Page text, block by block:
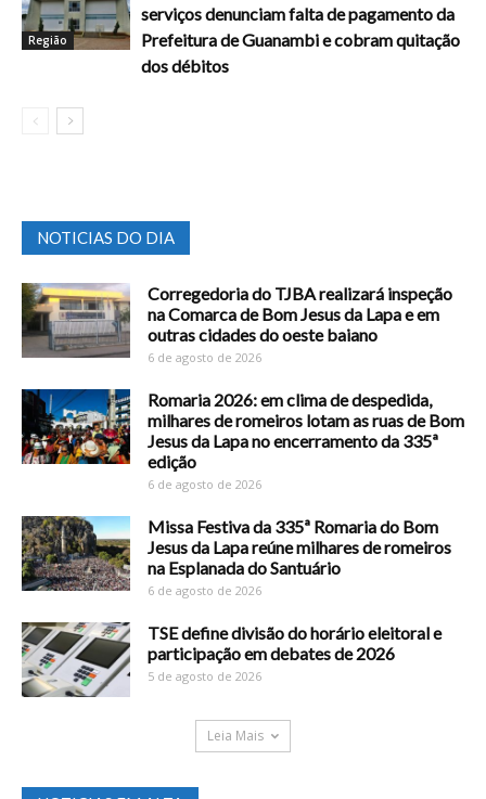
Região
serviços denunciam falta de pagamento da
Prefeitura de Guanambi e cobram quitação
dos débitos
NOTICIAS DO DIA
Corregedoria do TJBA realizará inspeção
na Comarca de Bom Jesus da Lapa e em
outras cidades do oeste baiano
6 de agosto de 2026
Romaria 2026: em clima de despedida,
milhares de romeiros lotam as ruas de Bom
Jesus da Lapa no encerramento da 335ª
edição
6 de agosto de 2026
Missa Festiva da 335ª Romaria do Bom
Jesus da Lapa reúne milhares de romeiros
na Esplanada do Santuário
6 de agosto de 2026
TSE define divisão do horário eleitoral e
participação em debates de 2026
5 de agosto de 2026
Leia Mais